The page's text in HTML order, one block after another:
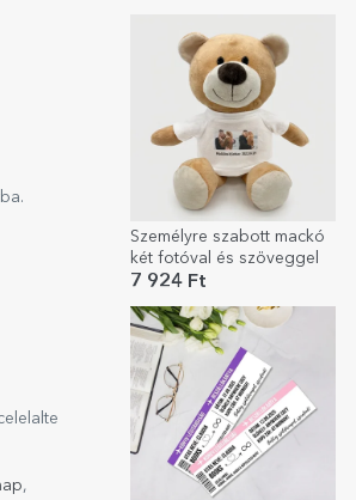
Személyre szabott mackó
két fotóval és szöveggel
7 924 Ft
,